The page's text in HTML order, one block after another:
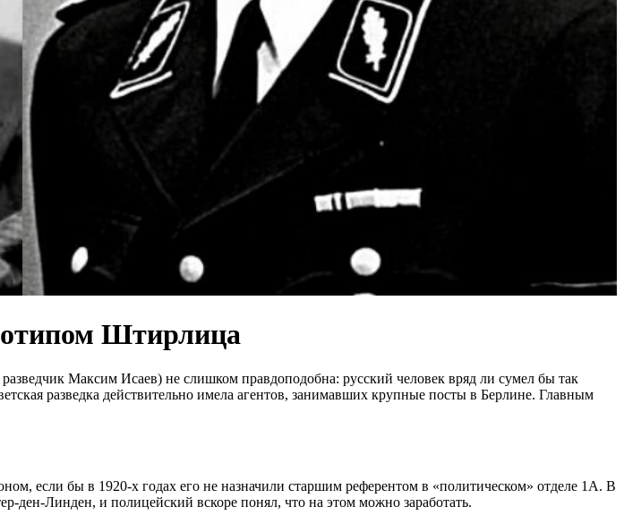
Штирлица
Максим Исаев) не слишком правдоподобна: русский человек вряд ли сумел бы так
разведка действительно имела агентов, занимавших крупные посты в Берлине. Главным
если бы в 1920-х годах его не назначили старшим референтом в «политическом» отделе 1А. В
ден-Линден, и полицейский вскоре понял, что на этом можно заработать.